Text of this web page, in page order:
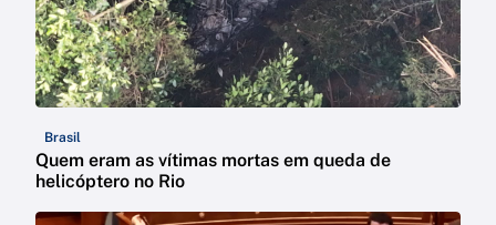
Brasil
Quem eram as vítimas mortas em queda de
helicóptero no Rio